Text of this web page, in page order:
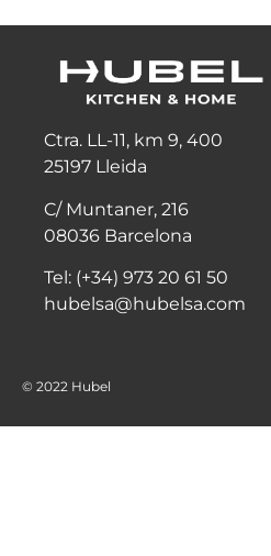
Ctra. LL-11, km 9, 400
25197 Lleida
C/ Muntaner, 216
08036 Barcelona
Tel: (+34) 973 20 61 50
hubelsa@hubelsa.com
© 2022 Hubel